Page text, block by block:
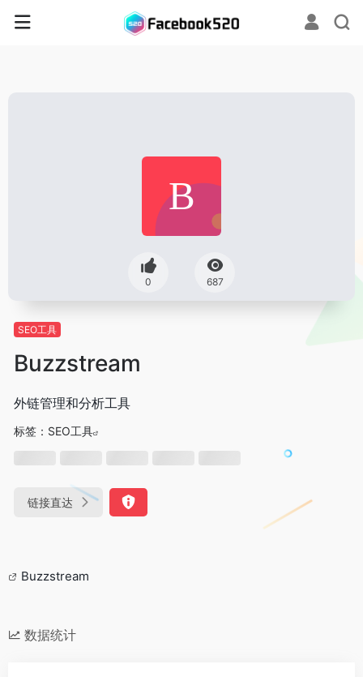
0 687
SEO工具
Buzzstream
外链管理和分析工具
标签： SEO工具
链接直达
Buzzstream
数据统计